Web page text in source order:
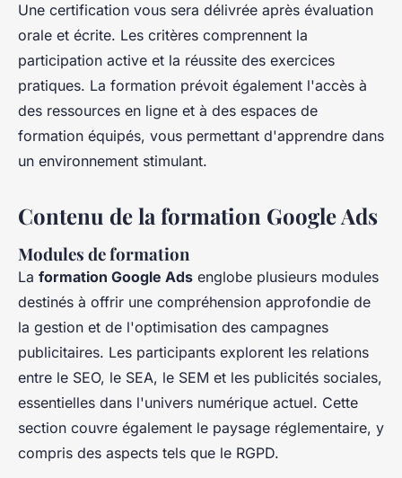
Une certification vous sera délivrée après évaluation
orale et écrite. Les critères comprennent la
participation active et la réussite des exercices
pratiques. La formation prévoit également l'accès à
des ressources en ligne et à des espaces de
formation équipés, vous permettant d'apprendre dans
un environnement stimulant.
Contenu de la formation Google Ads
Modules de formation
La formation Google Ads englobe plusieurs modules
destinés à offrir une compréhension approfondie de
la gestion et de l'optimisation des campagnes
publicitaires. Les participants explorent les relations
entre le SEO, le SEA, le SEM et les publicités sociales,
essentielles dans l'univers numérique actuel. Cette
section couvre également le paysage réglementaire, y
compris des aspects tels que le RGPD.